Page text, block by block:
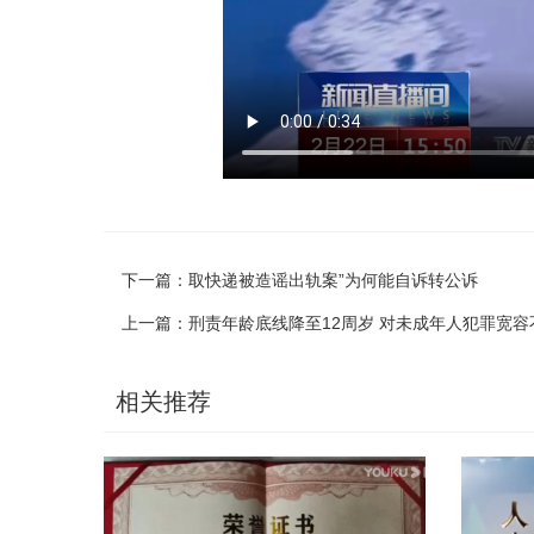
下一篇： 取快递被造谣出轨案”为何能自诉转公诉
上一篇： 刑责年龄底线降至12周岁 对未成年人犯罪宽容
相关推荐